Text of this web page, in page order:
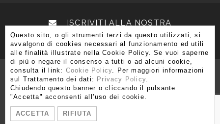
ISCRIVITI ALLA NOSTRA
NEWSLETTER
Via Brera 3, 20121 Milano
T. +39 02 80 51 545 - 02 86 99 12 59 F. +39 02 80 51 549
info@moshetabibnia.com
P.IVA 03722970963
Questo sito, o gli strumenti terzi da questo utilizzati, si
avvalgono di cookies necessari al funzionamento ed utili
alle finalità illustrate nella Cookie Policy. Se vuoi saperne
di più o negare il consenso a tutti o ad alcuni cookie,
consulta il link: Cookie Policy. Per maggiori informazioni
sul Trattamento dei dati: Privacy Policy.
Chiudendo questo banner o cliccando il pulsante
"Accetta" acconsenti all’uso dei cookie.
ACCETTA RIFIUTA